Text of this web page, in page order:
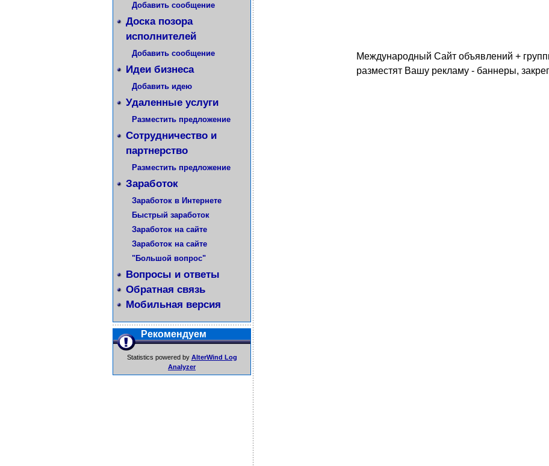
Добавить сообщение
Доска позора
исполнителей
Добавить сообщение
Идеи бизнеса
Добавить идею
Удаленные услуги
Разместить предложение
Сотрудничество и
партнерство
Разместить предложение
Заработок
Заработок в Интернете
Быстрый заработок
Заработок на сайте
Заработок на сайте
"Большой вопрос"
Вопросы и ответы
Обратная связь
Мобильная версия
Рекомендуем
Statistics powered by AlterWind Log
Analyzer
Международный Сайт объявлений +
разместят Вашу рекламу - баннеры,